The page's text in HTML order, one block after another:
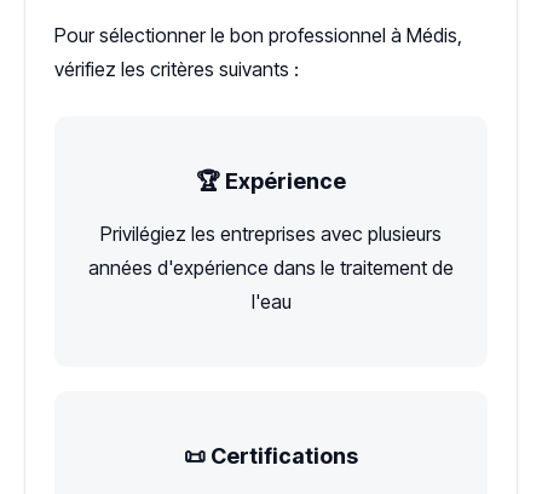
Pour sélectionner le bon professionnel à Médis,
vérifiez les critères suivants :
🏆 Expérience
Privilégiez les entreprises avec plusieurs
années d'expérience dans le traitement de
l'eau
📜 Certifications